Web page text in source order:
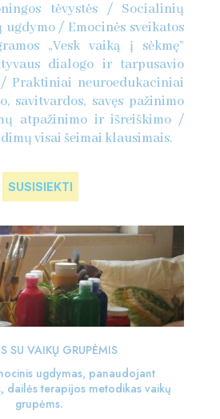
tėvystės / Socialinių
/ Emocinės sveikatos
„Vesk vaiką į sėkmę”
dialogo ir tarpusavio
Praktiniai neuroedukaciniai
savitvardos, savęs pažinimo
atpažinimo ir išreiškimo /
visai šeimai klausimais.
SUSISIEKTI
SU VAIKŲ GRUPĖMIS
ugdymas, panaudojant
dailės terapijos metodikas vaikų
grupėms.